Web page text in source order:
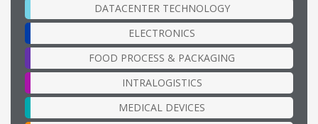
DATACENTER TECHNOLOGY
ELECTRONICS
FOOD PROCESS & PACKAGING
INTRALOGISTICS
MEDICAL DEVICES